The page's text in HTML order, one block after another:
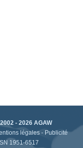
- 2026 AGAW
légales - Publicité
1951-6517